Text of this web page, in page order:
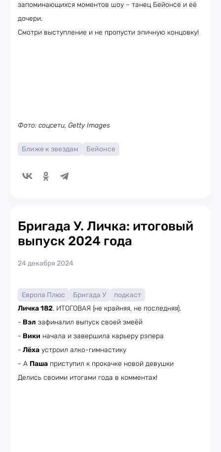
запоминающихся моментов шоу – танец Бейонсе и её
дочери.
Смотри выступление и не пропусти эпичную концовку!
Фото: соцсети, Getty Images
Ближе к звездам Бейонсе
Бригада У. Личка: итоговый
выпуск 2024 года
24 декабря 2024
Европа Плюс Бригада У
подкаст
Личка 182. ИТОГОВАЯ (не крайняя, не последняя).
- Вэл зафиналил выпуск своей змеёй
- Вики начала и завершила карьеру рэпера
- Лёха устроил алко-гимнастику
- А Паша приступил к прокачке новой девушки
Делись своими итогами года в комментах!